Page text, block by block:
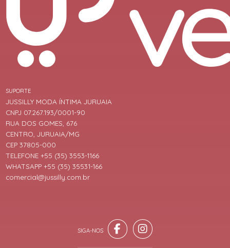
SUPORTE
JUSSILLY MODA ÍNTIMA JURUAIA
CNPJ 07.267.193/0001-90
RUA DOS GOMES, 676
CENTRO, JURUAIA/MG
CEP 37805-000
TELEFONE +55 (35) 3553-1166
WHATSAPP +55 (35) 35531-166
comercial@jussilly.com.br